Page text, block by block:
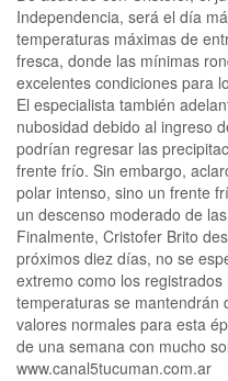
Independencia, será el día
temperaturas máximas de
fresca, donde las mínimas
excelentes condiciones para
El especialista también
nubosidad debido al ingreso
podrían regresar las
frente frío. Sin embargo,
polar intenso, sino un frente
un descenso moderado de
Finalmente, Cristofer Brito
próximos diez días, no se
extremo como los
temperaturas se mantendrán
valores normales para esta
de una semana con mucho
www.canal5tucuman.com.ar